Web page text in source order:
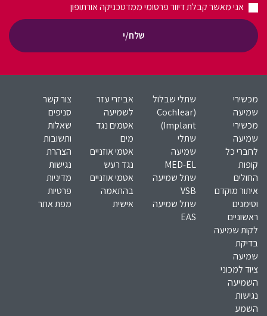
אני מאשר קבלת דיוור פרסומי ממדטכניקה אורתופון
שלח/י
מכשירי
שמיעה
מכשירי
שמיעה
לחברי כל
קופות
החולים
איתור מוקדם
וסימנים
ראשוניים
לקות שמיעה
בדיקת
שמיעה
ציוד למכוני
השמיעה
נגישות
השמע
שתלי שבלול
(Cochlear
Implant)​
שתלי
שמיעה
MED-EL​
שתל שמיעה
VSB
שתל שמיעה
EAS
אביזרי עזר
לשמיעה
אטמים נגד
מים
אטמי אוזניים
נגד רעש
אטמי אוזניים
בהתאמה
אישית
צור קשר
סניפים
שאלות
ותשובות
הצהרת
נגישות
מדיניות
פרטיות
מפת אתר